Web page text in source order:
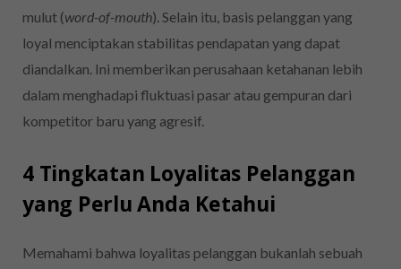
mulut (word-of-mouth). Selain itu, basis pelanggan yang
loyal menciptakan stabilitas pendapatan yang dapat
diandalkan. Ini memberikan perusahaan ketahanan lebih
dalam menghadapi fluktuasi pasar atau gempuran dari
kompetitor baru yang agresif.
4 Tingkatan Loyalitas Pelanggan
yang Perlu Anda Ketahui
Memahami bahwa loyalitas pelanggan bukanlah sebuah